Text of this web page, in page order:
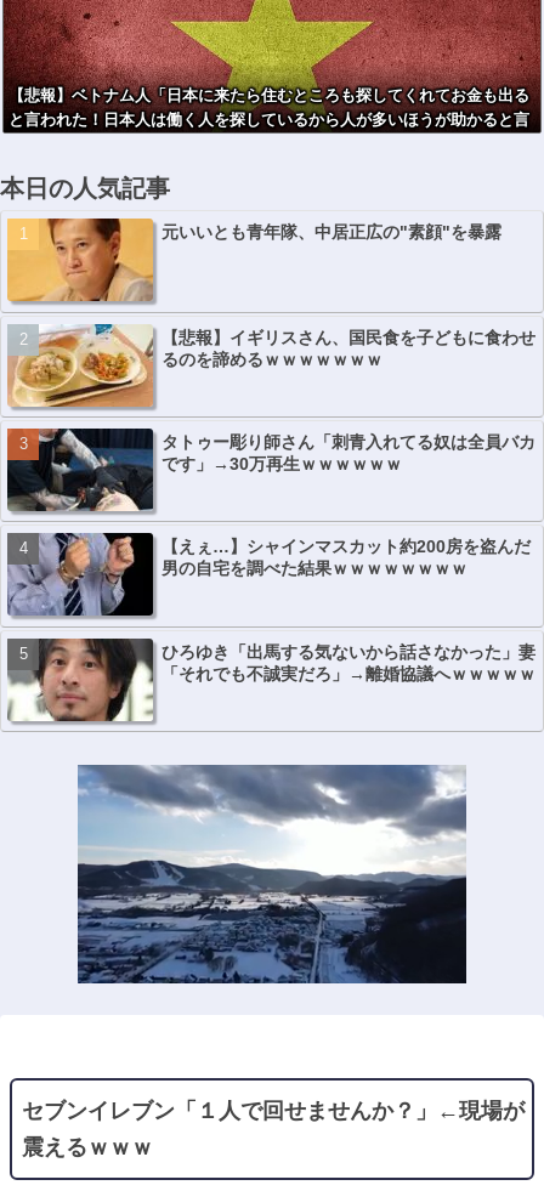
人が判明ｗｗｗ
ｗｗｗ
ス2号機がROBO
T魂で発売へ…1
7式特型指揮車付
属！
す拳銃使用の葛
藤…河内長野「2
発で射殺」なぜ
起きた？！
言やめてラーメ
ン食え」→副大
統領まで参戦ｗ
ｗｗ
【悲報】ベトナム人「日本に来たら住むところも探してくれてお金も出る
と言われた！日本人は働く人を探しているから人が多いほうが助かると言
本日の人気記事
元いいとも青年隊、中居正広の"素顔"を暴露
【悲報】イギリスさん、国民食を子どもに食わせ
るのを諦めるｗｗｗｗｗｗｗ
タトゥー彫り師さん「刺青入れてる奴は全員バカ
です」→30万再生ｗｗｗｗｗｗ
【えぇ…】シャインマスカット約200房を盗んだ
男の自宅を調べた結果ｗｗｗｗｗｗｗｗ
ひろゆき「出馬する気ないから話さなかった」妻
「それでも不誠実だろ」→離婚協議へｗｗｗｗｗ
セブンイレブン「１人で回せませんか？」←現場が
震えるｗｗｗ